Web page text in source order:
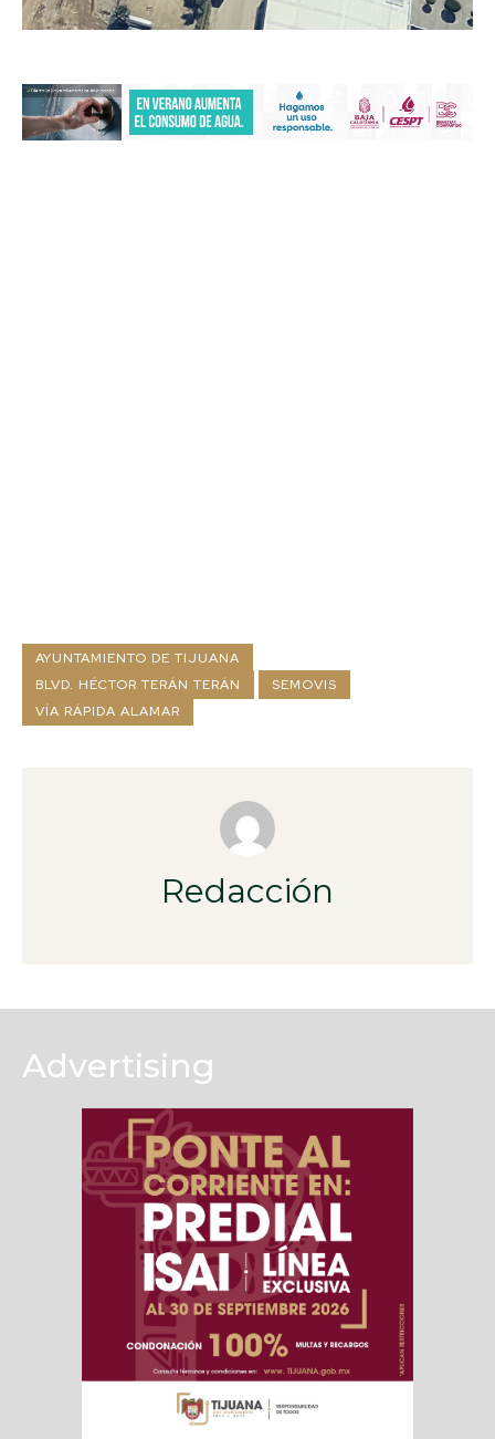
AYUNTAMIENTO DE TIJUANA
BLVD. HÉCTOR TERÁN TERÁN
SEMOVIS
VÍA RÁPIDA ALAMAR
Redacción
Advertising